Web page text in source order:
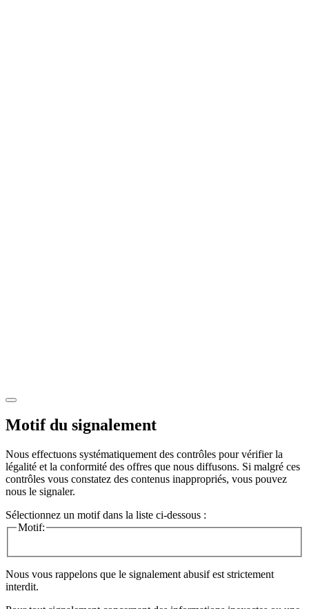
Motif du signalement
Nous effectuons systématiquement des contrôles pour vérifier la
légalité et la conformité des offres que nous diffusons. Si malgré ces
contrôles vous constatez des contenus inappropriés, vous pouvez
nous le signaler.
Sélectionnez un motif dans la liste ci-dessous :
Motif:
Nous vous rappelons que le signalement abusif est strictement
interdit.